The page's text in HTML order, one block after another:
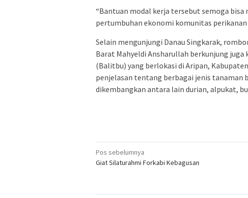
“Bantuan modal kerja tersebut semoga
pertumbuhan ekonomi komunitas
Selain mengunjungi Danau Singkarak,
Barat Mahyeldi Ansharullah berkunjung
(Balitbu) yang berlokasi di Aripan,
penjelasan tentang berbagai jenis tanaman
dikembangkan antara lain durian, alpukat,
Navigasi
pos
Pos sebelumnya
Giat Silaturahmi Forkabi Kebagusan